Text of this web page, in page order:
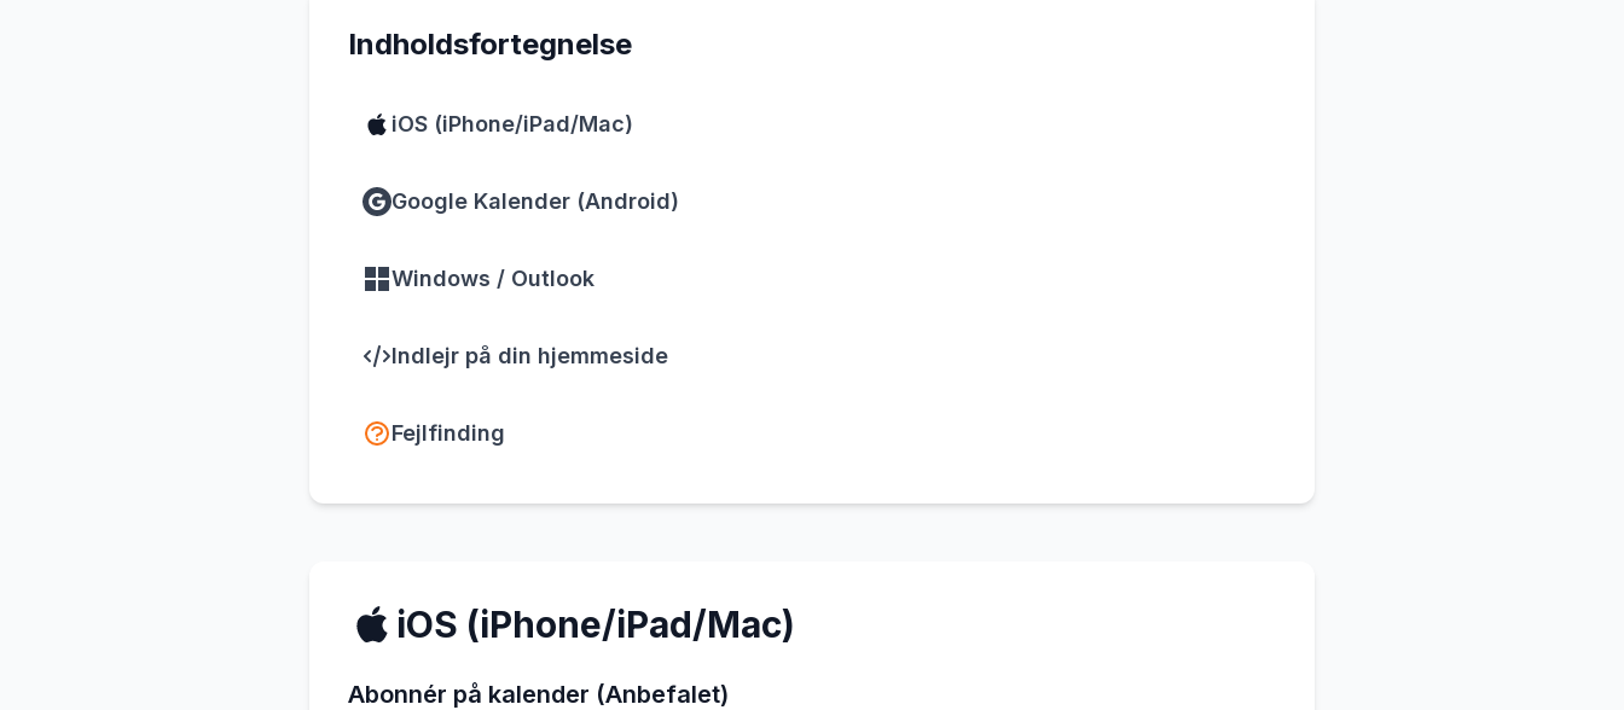
Indholdsfortegnelse
iOS (iPhone/iPad/Mac)
Google Kalender (Android)
Windows / Outlook
Indlejr på din hjemmeside
Fejlfinding
iOS (iPhone/iPad/Mac)
Abonnér på kalender (Anbefalet)